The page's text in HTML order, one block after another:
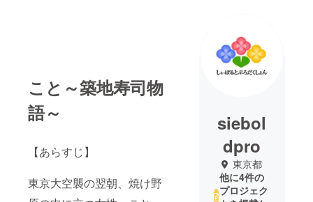
こと～築地寿司物
語～
【あらすじ】
東京大空襲の翌朝、焼け野
siebol
dpro
東京都
他に4件の
プロジェク